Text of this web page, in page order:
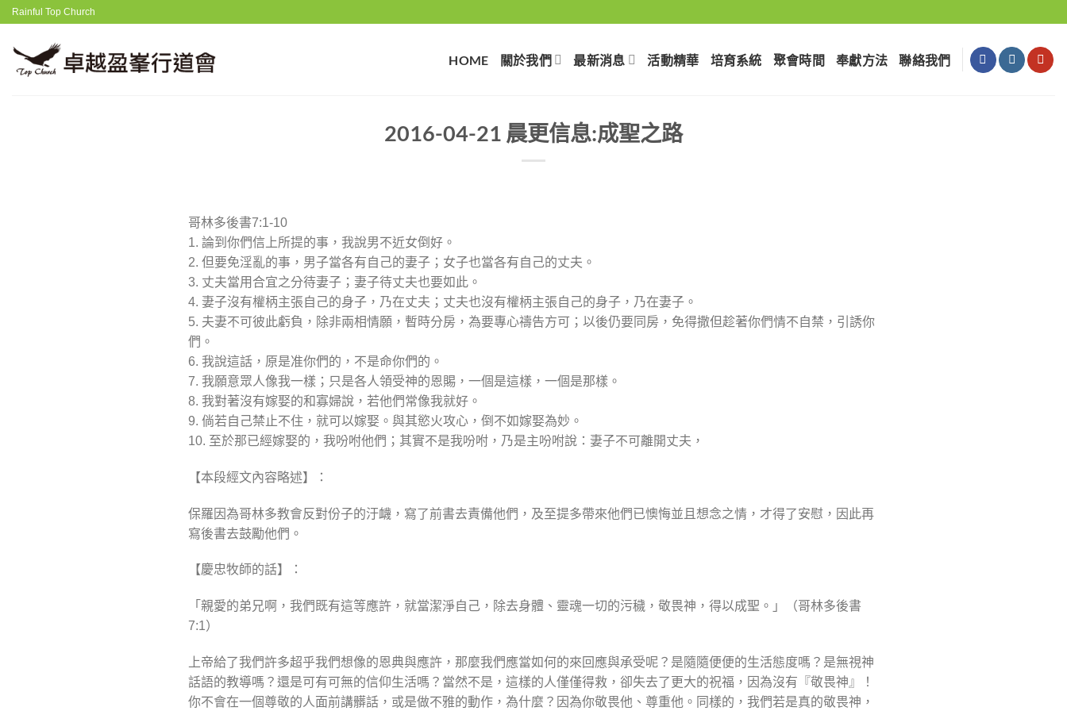
Skip
content
Rainful Top Church
HOME 關於我們 最新消息 活動精華 培育系統 聚會時間 奉獻⽅法 聯絡我們
2016-04-21 晨更信息:成聖之路
哥林多後書7:1-10
1. 論到你們信上所提的事，我說男不近女倒好。
2. 但要免淫亂的事，男子當各有自己的妻子；女子也當各有自己的丈夫。
3. 丈夫當用合宜之分待妻子；妻子待丈夫也要如此。
4. 妻子沒有權柄主張自己的身子，乃在丈夫；丈夫也沒有權柄主張自己的身子，乃在妻子。
5. 夫妻不可彼此虧負，除非兩相情願，暫時分房，為要專心禱告方可；以後仍要同房，免得撒但趁著你們情不自禁，引誘你
們。
6. 我說這話，原是准你們的，不是命你們的。
7. 我願意眾人像我一樣；只是各人領受神的恩賜，一個是這樣，一個是那樣。
8. 我對著沒有嫁娶的和寡婦說，若他們常像我就好。
9. 倘若自己禁止不住，就可以嫁娶。與其慾火攻心，倒不如嫁娶為妙。
10. 至於那已經嫁娶的，我吩咐他們；其實不是我吩咐，乃是主吩咐說：妻子不可離開丈夫，
【本段經文內容略述】：
保羅因為哥林多教會反對份子的汙衊，寫了前書去責備他們，及至提多帶來他們已懊悔並且想念之情，才得了安慰，因此再
寫後書去鼓勵他們。
【慶忠牧師的話】：
「親愛的弟兄啊，我們既有這等應許，就當潔淨自己，除去身體、靈魂一切的污穢，敬畏神，得以成聖。」（哥林多後書
7:1）
上帝給了我們許多超乎我們想像的恩典與應許，那麼我們應當如何的來回應與承受呢？是隨隨便便的生活態度嗎？是無視神
話語的教導嗎？還是可有可無的信仰生活嗎？當然不是，這樣的人僅僅得救，卻失去了更大的祝福，因為沒有『敬畏神』！
你不會在一個尊敬的人面前講髒話，或是做不雅的動作，為什麼？因為你敬畏他、尊重他。同樣的，我們若是真的敬畏神，